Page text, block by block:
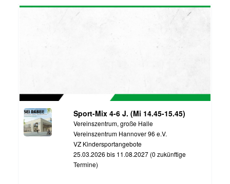
Sport-Mix 4-6 J. (Mi 14.45-15.45)
Vereinszentrum, große Halle
Vereinszentrum Hannover 96 e.V.
VZ Kindersportangebote
25.03.2026 bis 11.08.2027 (0 zukünftige
Termine)